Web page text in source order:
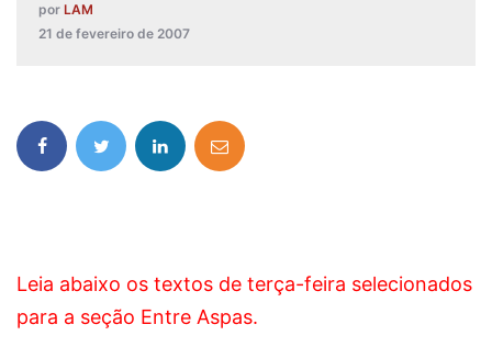
por LAM
21 de fevereiro de 2007
Leia abaixo os textos de terça-feira selecionados
para a seção Entre Aspas.